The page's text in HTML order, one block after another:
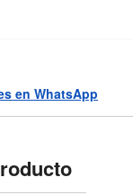
en WhatsApp